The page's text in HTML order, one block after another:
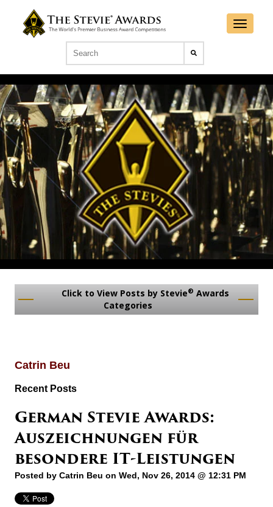
Click to View Posts by Stevie® Awards
Categories
Catrin Beu
Recent Posts
German Stevie Awards:
Auszeichnungen für
besondere IT-Leistungen
Posted by Catrin Beu on Wed, Nov 26, 2014 @ 12:31 PM